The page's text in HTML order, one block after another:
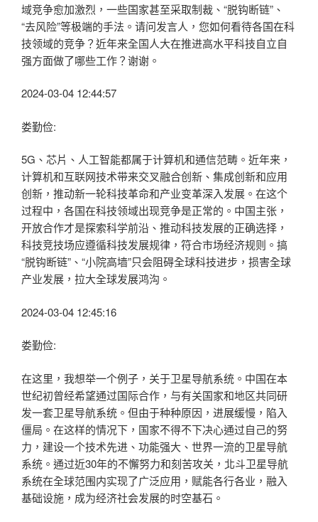
域竞争愈加激烈，一些国家甚至采取制裁、“脱钩断链”、
“去风险”等极端的手法。请问发言人，您如何看待各国在科
技领域的竞争？近年来全国人大在推进高水平科技自立自
强方面做了哪些工作？谢谢。
2024-03-04 12:44:57
娄勤俭:
5G、芯片、人工智能都属于计算机和通信范畴。近年来，
计算机和互联网技术带来交叉融合创新、集成创新和应用
创新，推动新一轮科技革命和产业变革深入发展。在这个
过程中，各国在科技领域出现竞争是正常的。中国主张，
开放合作才是探索科学前沿、推动科技发展的正确选择，
科技竞技场应遵循科技发展规律，符合市场经济规则。搞
“脱钩断链”、“小院高墙”只会阻碍全球科技进步，损害全球
产业发展，拉大全球发展鸿沟。
2024-03-04 12:45:16
娄勤俭:
在这里，我想举一个例子，关于卫星导航系统。中国在本
世纪初曾经希望通过国际合作，与有关国家和地区共同研
发一套卫星导航系统。但由于种种原因，进展缓慢，陷入
僵局。在这样的情况下，国家不得不下决心通过自己的努
力，建设一个技术先进、功能强大、世界一流的卫星导航
系统。通过近30年的不懈努力和刻苦攻关，北斗卫星导航
系统在全球范围内实现了广泛应用，赋能各行各业，融入
基础设施，成为经济社会发展的时空基石。